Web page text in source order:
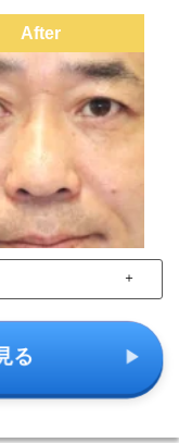
After
＋
る